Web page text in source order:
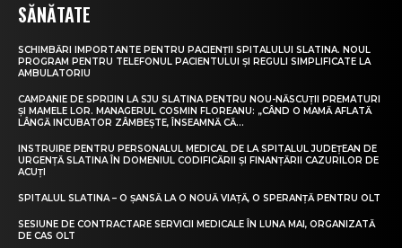
SĂNĂTATE
SCHIMBĂRI IMPORTANTE PENTRU PACIENȚII SPITALULUI SLATINA. NOUL
PROGRAM PENTRU TELEFONUL PACIENTULUI ȘI REGULI SIMPLIFICATE LA
AMBULATORIU
CAMPANIE DE SPRIJIN LA SJU SLATINA PENTRU NOU-NĂSCUȚII PREMATURI
ȘI MAMELE LOR. MANAGERUL COSMIN FLOREANU: „CÂND O MAMĂ AFLATĂ
LÂNGĂ INCUBATOR ZÂMBEȘTE, ÎNSEAMNĂ CĂ...
INSTRUIRE PENTRU PERSONALUL MEDICAL DE LA SPITALUL JUDEȚEAN DE
URGENȚĂ SLATINA ÎN DOMENIUL CODIFICĂRII ȘI FINANȚĂRII CAZURILOR DE
ACUȚI
SPITALUL SLATINA – O ȘANSĂ LA O NOUĂ VIAȚĂ, O SPERANȚĂ PENTRU OLT
SESIUNE DE CONTRACTARE SERVICII MEDICALE ÎN LUNA MAI, ORGANIZATĂ
DE CAS OLT